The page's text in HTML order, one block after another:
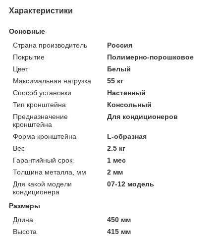
Характеристики
Основные
Страна производитель
Россия
Покрытие
Полимерно-порошковое
Цвет
Белый
Максимальная нагрузка
55 кг
Способ установки
Настенный
Тип кронштейна
Консольный
Предназначение
кронштейна
Для кондиционеров
Форма кронштейна
L-образная
Вес
2.5 кг
Гарантийный срок
1 мес
Толщина металла, мм
2 мм
Для какой модели
кондиционера
07-12 модель
Размеры
Длина
450 мм
Высота
415 мм